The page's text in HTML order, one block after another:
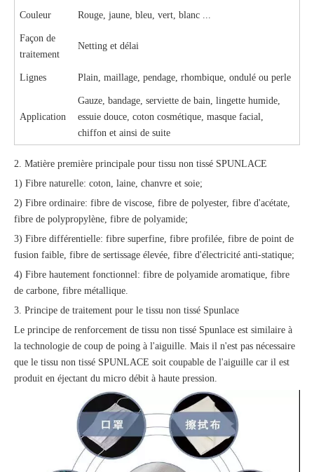
Couleur Rouge, jaune, bleu, vert, blanc ...
Façon de
traitement
Netting et délai
Lignes Plain, maillage, pendage, rhombique, ondulé ou perle
Application
Gauze, bandage, serviette de bain, lingette humide,
essuie douce, coton cosmétique, masque facial,
chiffon et ainsi de suite
2. Matière première principale pour tissu non tissé SPUNLACE
1) Fibre naturelle: coton, laine, chanvre et soie;
2) Fibre ordinaire: fibre de viscose, fibre de polyester, fibre d'acétate,
fibre de polypropylène, fibre de polyamide;
3) Fibre différentielle: fibre superfine, fibre profilée, fibre de point de
fusion faible, fibre de sertissage élevée, fibre d'électricité anti-statique;
4) Fibre hautement fonctionnel: fibre de polyamide aromatique, fibre
de carbone, fibre métallique.
3. Principe de traitement pour le tissu non tissé Spunlace
Le principe de renforcement de tissu non tissé Spunlace est similaire à
la technologie de coup de poing à l'aiguille. Mais il n'est pas nécessaire
que le tissu non tissé SPUNLACE soit coupable de l'aiguille car il est
produit en éjectant du micro débit à haute pression.